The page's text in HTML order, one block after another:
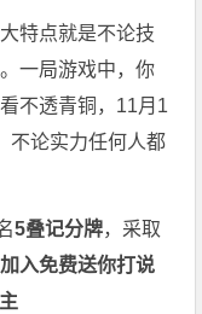
特点就是不论技
一局游戏中，你
不透青铜，11月1
不论实力任何人都
5叠记分牌，采取
加入免费送你打说